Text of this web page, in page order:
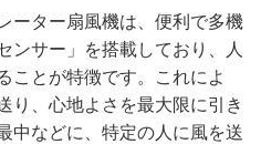
ーター扇風機は、便利で多機
ンサー」を搭載しており、人
ことが特徴です。これによ
り、心地よさを最大限に引き
中などに、特定の人に風を送